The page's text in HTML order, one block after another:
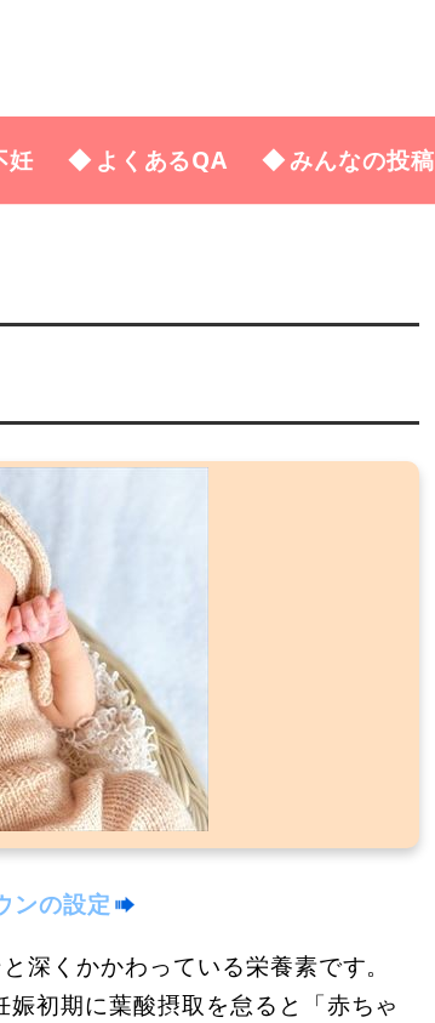
妊 よくあるQA みんなの投稿
ンの設定
深くかかわっている栄養素です。
初期に葉酸摂取を怠ると「赤ちゃ